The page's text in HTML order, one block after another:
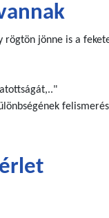
jönne is a